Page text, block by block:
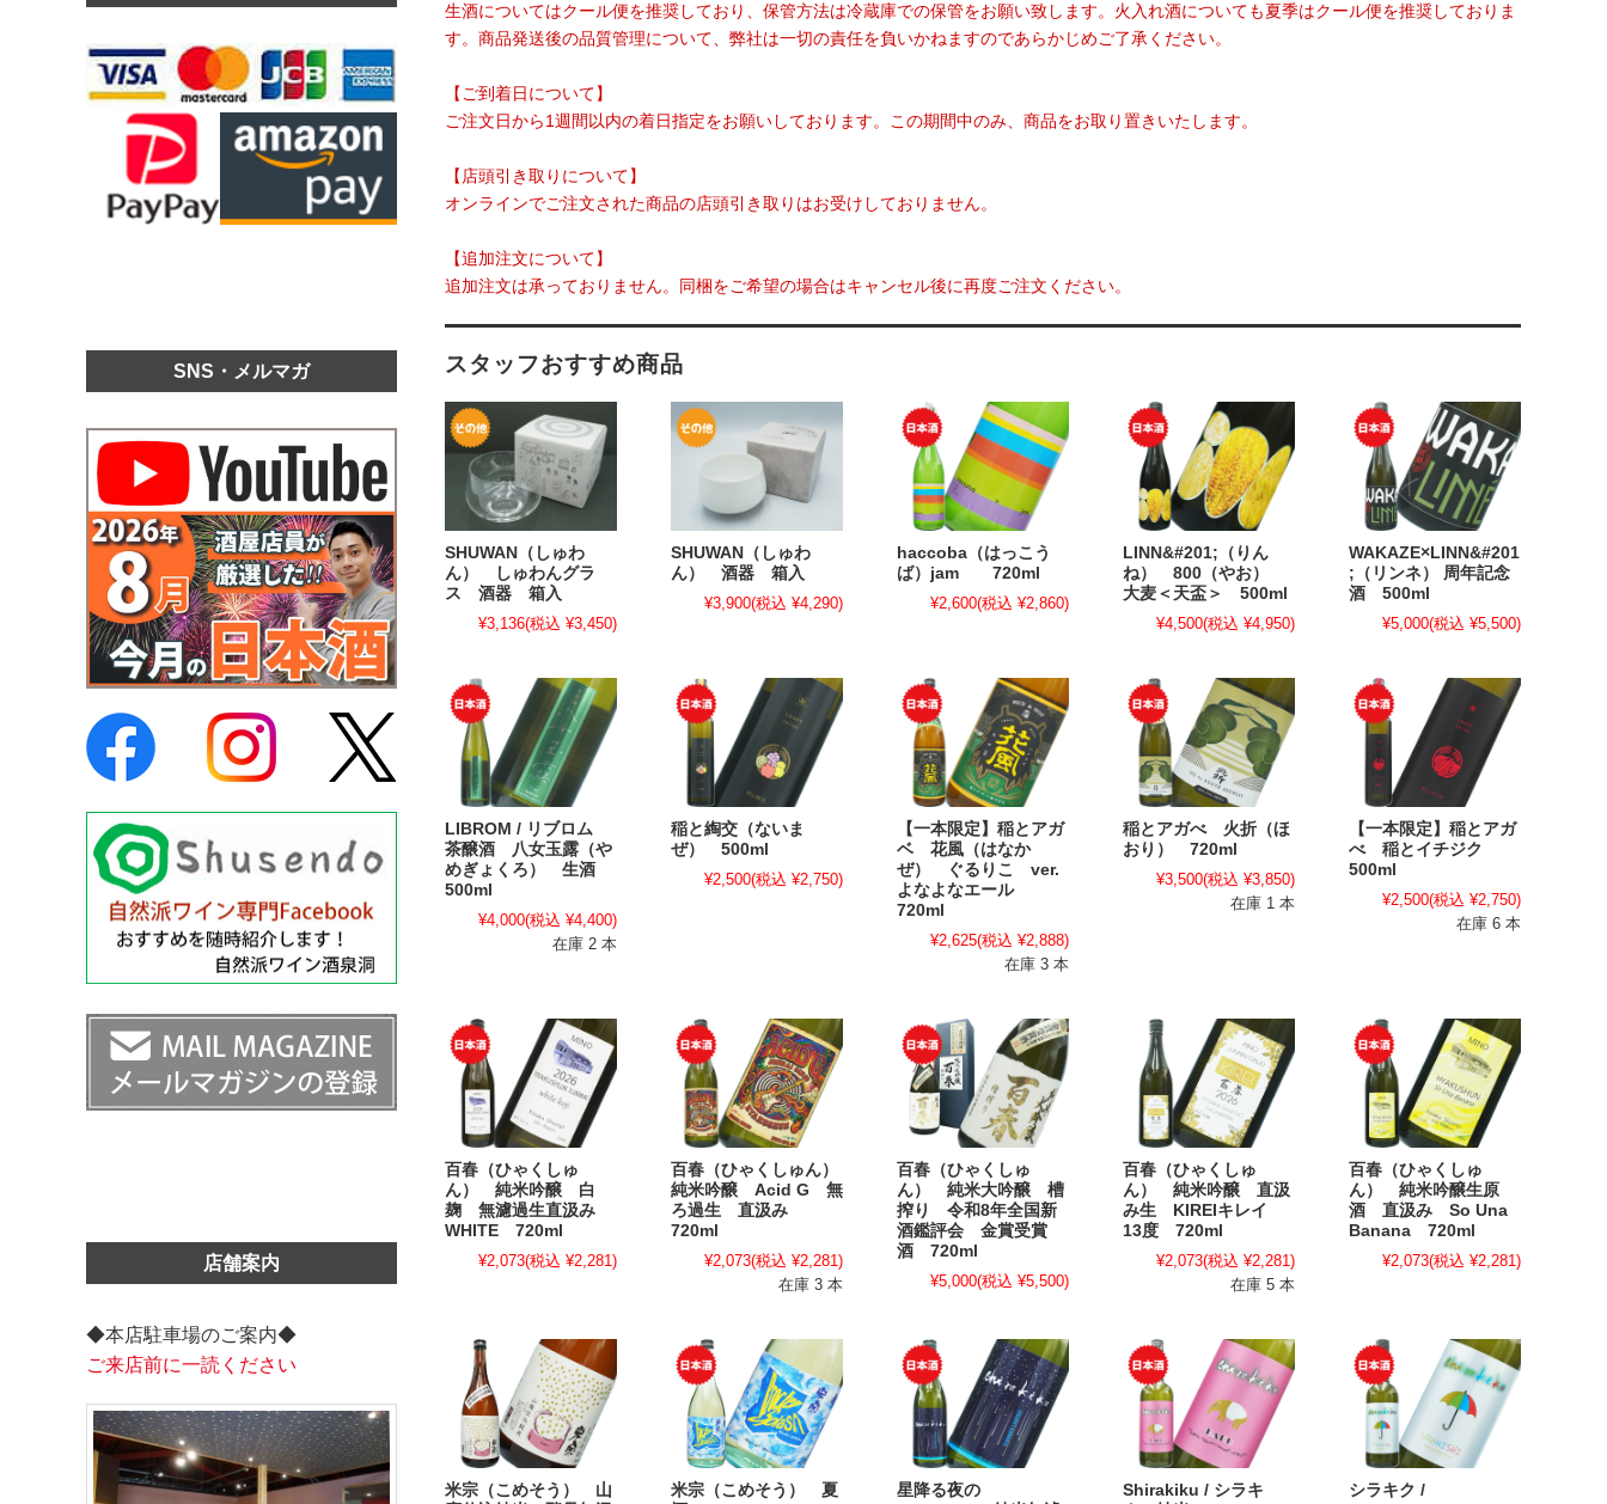
生酒についてはクール便を推奨しており、保管方法は冷蔵庫での保管をお願い致します。火入れ酒についても夏季はクール便を推奨しておりま
す。商品発送後の品質管理について、弊社は一切の責任を負いかねますのであらかじめご了承ください。
【ご到着日について】
ご注文日から1週間以内の着日指定をお願いしております。この期間中のみ、商品をお取り置きいたします。
【店頭引き取りについて】
オンラインでご注文された商品の店頭引き取りはお受けしておりません。
【追加注文について】
追加注文は承っておりません。同梱をご希望の場合はキャンセル後に再度ご注文ください。
スタッフおすすめ商品
SHUWAN（しゅわ
ん） しゅわんグラ
ス 酒器 箱入
¥3,136(税込 ¥3,450)
SHUWAN（しゅわ
ん） 酒器 箱入
¥3,900(税込 ¥4,290)
haccoba（はっこう
ば）jam 720ml
¥2,600(税込 ¥2,860)
LINN&#201;（りん
ね） 800（やお）
大麦＜天盃＞ 500ml
¥4,500(税込 ¥4,950)
WAKAZE×LINN&#201
;（リンネ） 周年記念
酒 500ml
¥5,000(税込 ¥5,500)
LIBROM / リブロム
茶醸酒 八女玉露（や
めぎょくろ） 生酒
500ml
¥4,000(税込 ¥4,400)
在庫 2 本
稲と綯交（ないま
ぜ） 500ml
¥2,500(税込 ¥2,750)
【一本限定】稲とアガ
ベ 花風（はなか
ぜ） ぐるりこ ver.
よなよなエール
720ml
¥2,625(税込 ¥2,888)
在庫 3 本
稲とアガべ 火折（ほ
おり） 720ml
¥3,500(税込 ¥3,850)
在庫 1 本
【一本限定】稲とアガ
べ 稲とイチジク
500ml
¥2,500(税込 ¥2,750)
在庫 6 本
百春（ひゃくしゅ
ん） 純米吟醸 白
麹 無濾過生直汲み
WHITE 720ml
¥2,073(税込 ¥2,281)
百春（ひゃくしゅん）
純米吟醸 Acid G 無
ろ過生 直汲み
720ml
¥2,073(税込 ¥2,281)
在庫 3 本
百春（ひゃくしゅ
ん） 純米大吟醸 槽
搾り 令和8年全国新
酒鑑評会 金賞受賞
酒 720ml
¥5,000(税込 ¥5,500)
百春（ひゃくしゅ
ん） 純米吟醸 直汲
み生 KIREIキレイ
13度 720ml
¥2,073(税込 ¥2,281)
在庫 5 本
百春（ひゃくしゅ
ん） 純米吟醸生原
酒 直汲み So Una
Banana 720ml
¥2,073(税込 ¥2,281)
米宗（こめそう） 山
米宗（こめそう） 夏
星降る夜の
Shirakiku / シラキ
シラキク /
SNS・メルマガ
店舗案内
◆本店駐車場のご案内◆
ご来店前に一読ください